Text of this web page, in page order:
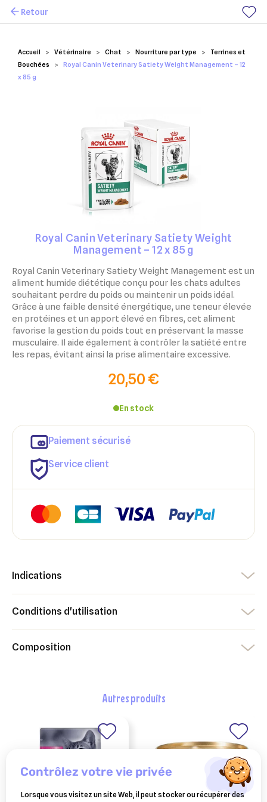
Mes favoris
Accueil Vétérinaire Chat Nourriture par type
Terrines et
Bouchées
Royal Canin Veterinary Satiety Weight Management – 12
x 85 g
Retour
Royal Canin Veterinary Satiety Weight
Management – 12 x 85 g
Royal Canin Veterinary Satiety Weight Management est un
aliment humide diététique conçu pour les chats adultes
souhaitant perdre du poids ou maintenir un poids idéal.
Grâce à une faible densité énergétique, une teneur élevée
en protéines et un apport élevé en fibres, cet aliment
favorise la gestion du poids tout en préservant la masse
musculaire. Il aide également à contrôler la satiété entre
les repas, évitant ainsi la prise alimentaire excessive.
20,50 €
En stock
Paiement sécurisé
Service client
Indications
Conditions d'utilisation
Composition
autres produits
Ajouter à ma liste d'envies
add_circle_outline Créer une nouvelle liste
Créer une liste d'envies ×
Nom de la liste d'envies
Annuler Créer une liste d'envies
Connexion ×
Vous devez être connecté pour ajouter des produits à votre
liste d'envies.
Annuler Connexion
contrôlez votre vie privée
Lorsque vous visitez un site Web, il peut stocker ou récupérer des